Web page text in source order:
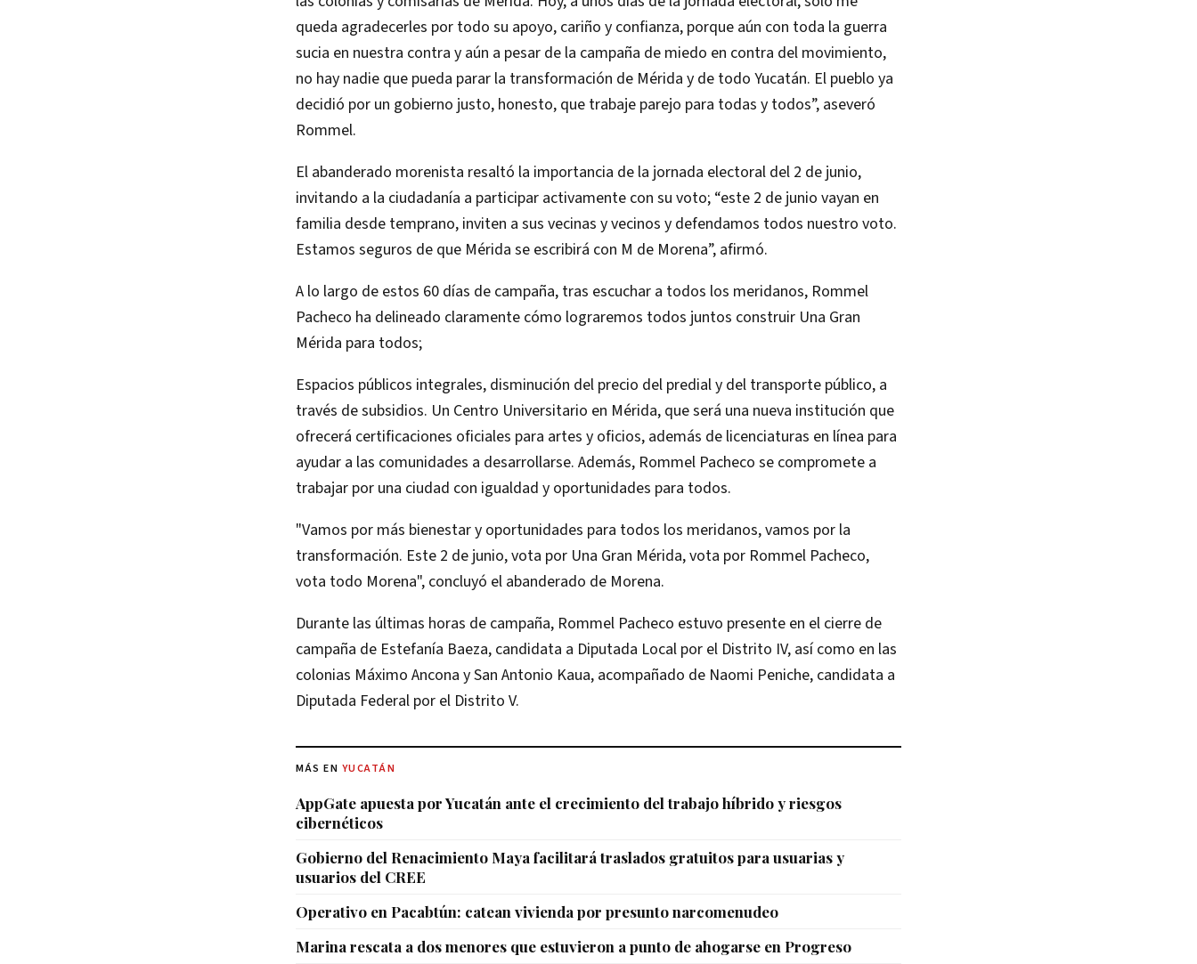
queda agradecerles por todo su apoyo, cariño y confianza, porque aún con toda la guerra
sucia en nuestra contra y aún a pesar de la campaña de miedo en contra del movimiento,
no hay nadie que pueda parar la transformación de Mérida y de todo Yucatán. El pueblo ya
decidió por un gobierno justo, honesto, que trabaje parejo para todas y todos”, aseveró
Rommel.
El abanderado morenista resaltó la importancia de la jornada electoral del 2 de junio,
invitando a la ciudadanía a participar activamente con su voto; “este 2 de junio vayan en
familia desde temprano, inviten a sus vecinas y vecinos y defendamos todos nuestro voto.
Estamos seguros de que Mérida se escribirá con M de Morena”, afirmó.
A lo largo de estos 60 días de campaña, tras escuchar a todos los meridanos, Rommel
Pacheco ha delineado claramente cómo lograremos todos juntos construir Una Gran
Mérida para todos;
Espacios públicos integrales, disminución del precio del predial y del transporte público, a
través de subsidios. Un Centro Universitario en Mérida, que será una nueva institución que
ofrecerá certificaciones oficiales para artes y oficios, además de licenciaturas en línea para
ayudar a las comunidades a desarrollarse. Además, Rommel Pacheco se compromete a
trabajar por una ciudad con igualdad y oportunidades para todos.
"Vamos por más bienestar y oportunidades para todos los meridanos, vamos por la
transformación. Este 2 de junio, vota por Una Gran Mérida, vota por Rommel Pacheco,
vota todo Morena", concluyó el abanderado de Morena.
Durante las últimas horas de campaña, Rommel Pacheco estuvo presente en el cierre de
campaña de Estefanía Baeza, candidata a Diputada Local por el Distrito IV, así como en las
colonias Máximo Ancona y San Antonio Kaua, acompañado de Naomi Peniche, candidata a
Diputada Federal por el Distrito V.
MÁS EN YUCATÁN
AppGate apuesta por Yucatán ante el crecimiento del trabajo híbrido y riesgos
cibernéticos
Gobierno del Renacimiento Maya facilitará traslados gratuitos para usuarias y
usuarios del CREE
Operativo en Pacabtún: catean vivienda por presunto narcomenudeo
Marina rescata a dos menores que estuvieron a punto de ahogarse en Progreso